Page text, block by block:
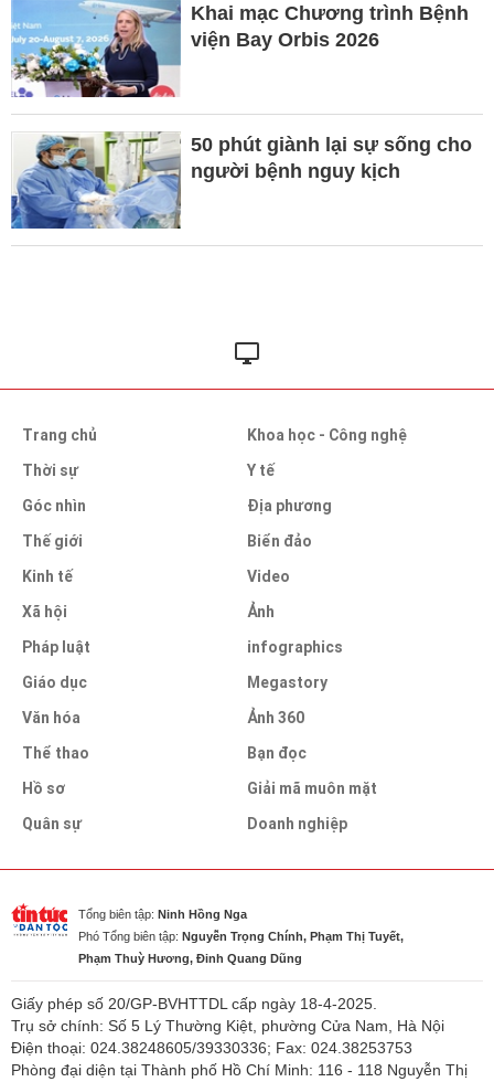
Khai mạc Chương trình Bệnh
viện Bay Orbis 2026
50 phút giành lại sự sống cho
người bệnh nguy kịch
Trang chủ
Thời sự
Góc nhìn
Thế giới
Kinh tế
Xã hội
Pháp luật
Giáo dục
Văn hóa
Thể thao
Hồ sơ
Quân sự
Khoa học - Công nghệ
Y tế
Địa phương
Biển đảo
Video
Ảnh
infographics
Megastory
Ảnh 360
Bạn đọc
Giải mã muôn mặt
Doanh nghiệp
Tổng biên tập: Ninh Hồng Nga
Phó Tổng biên tập: Nguyễn Trọng Chính, Phạm Thị Tuyết,
Phạm Thuỳ Hương, Đinh Quang Dũng
Giấy phép số 20/GP-BVHTTDL cấp ngày 18-4-2025.
Trụ sở chính: Số 5 Lý Thường Kiệt, phường Cửa Nam, Hà Nội
Điện thoại: 024.38248605/39330336; Fax: 024.38253753
Phòng đại diện tại Thành phố Hồ Chí Minh: 116 - 118 Nguyễn Thị